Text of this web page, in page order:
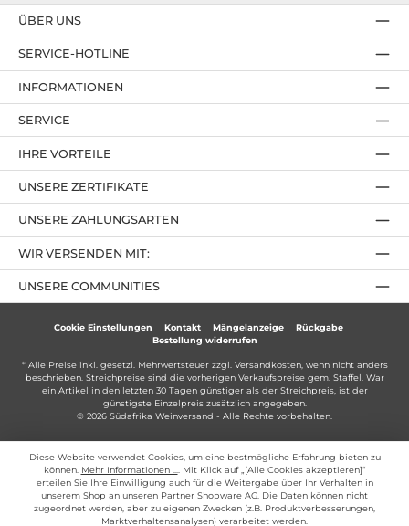
SERVICE-HOTLINE
IHRE VORTEILE
UNSERE ZAHLUNGSARTEN
ÜBER UNS
UNSERE ZERTIFIKATE
INFORMATIONEN
SERVICE
UNSERE COMMUNITIES
WIR VERSENDEN MIT:
Cookie Einstellungen Kontakt Mängelanzeige
Rückgabe
Bestellung widerrufen
* Alle Preise inkl. gesetzl. Mehrwertsteuer zzgl. Versandkosten, wenn nicht anders
beschrieben. Streichpreise sind die vorherigen Verkaufspreise gem. Staffel. War
ein Artikel in den letzten 30 Tagen günstiger als der Streichpreis, ist der
günstigste Einzelpreis zusätzlich angegeben.
© 2026 Südafrika Weinversand - Alle Rechte vorbehalten.
Diese Website verwendet Cookies, um eine bestmögliche Erfahrung bieten zu
können. Mehr Informationen ...
. Mit Klick auf „[Alle Cookies akzeptieren]“
erteilen Sie Ihre Einwilligung auch für die Weitergabe über Ihr Verhalten in
unserem Shop an unseren Partner Shopware AG. Die Daten können nicht
zugeordnet werden, aber zu eigenen Zwecken (z.B. Produktverbesserungen,
Marktverhaltensanalysen) verarbeitet werden.